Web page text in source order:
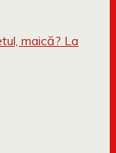
maică? La